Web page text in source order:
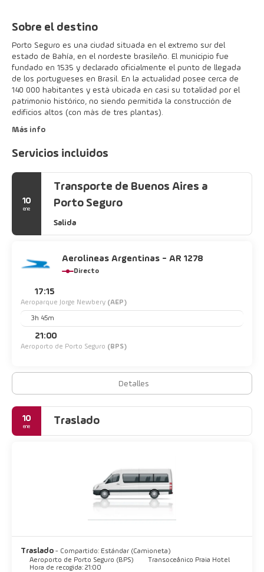
Sobre el destino
Porto Seguro es una ciudad situada en el extremo sur del
estado de Bahía, en el nordeste brasileño. El municipio fue
fundado en 1535 y declarado oficialmente el punto de llegada
de los portugueses en Brasil. En la actualidad posee cerca de
140 000 habitantes y está ubicada en casi su totalidad por el
patrimonio histórico, no siendo permitida la construcción de
edificios altos (con más de tres plantas).
Más info
Servicios incluidos
10
ene
Transporte de Buenos Aires a
Porto Seguro
Salida
Aerolineas Argentinas - AR 1278
Directo
17:15
Aeroparque Jorge Newbery (AEP)
3h 45m
21:00
Aeroporto de Porto Seguro (BPS)
Detalles
10
ene Traslado
Traslado - Compartido: Estándar (Camioneta)
Aeroporto de Porto Seguro (BPS)
Transoceânico Praia Hotel
Hora de recogida: 21:00